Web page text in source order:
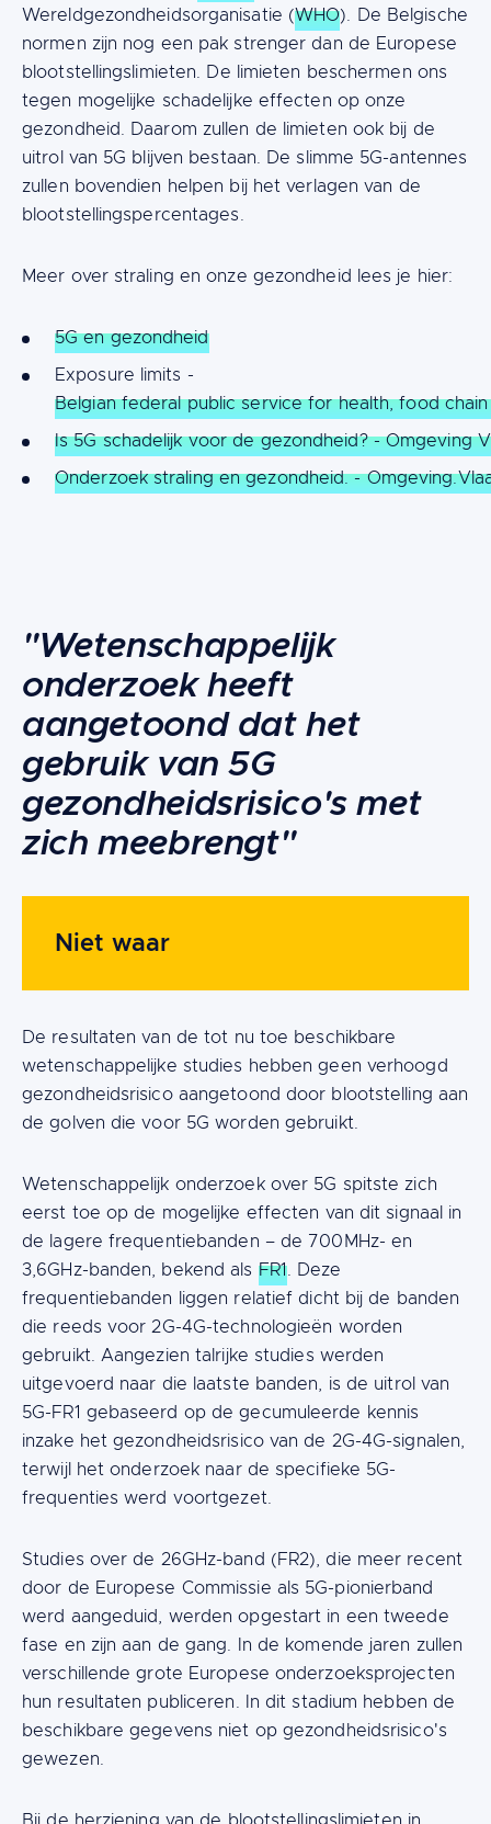
Wereldgezondheidsorganisatie (WHO). De Belgische
normen zijn nog een pak strenger dan de Europese
blootstellingslimieten. De limieten beschermen ons
tegen mogelijke schadelijke effecten op onze
gezondheid. Daarom zullen de limieten ook bij de
uitrol van 5G blijven bestaan. De slimme 5G-antennes
zullen bovendien helpen bij het verlagen van de
blootstellingspercentages.
Meer over straling en onze gezondheid lees je hier:
5G en gezondheid
Exposure limits -
Belgian federal public service for health, food
Is 5G schadelijk voor de gezondheid? - Omgeving
Onderzoek straling en gezondheid. -
"Wetenschappelijk
onderzoek heeft
aangetoond dat het
gebruik van 5G
gezondheidsrisico's met
zich meebrengt"
Niet waar
De resultaten van de tot nu toe beschikbare
wetenschappelijke studies hebben geen verhoogd
gezondheidsrisico aangetoond door blootstelling aan
de golven die voor 5G worden gebruikt.
Wetenschappelijk onderzoek over 5G spitste zich
eerst toe op de mogelijke effecten van dit signaal in
de lagere frequentiebanden – de 700MHz- en
3,6GHz-banden, bekend als FR1. Deze
frequentiebanden liggen relatief dicht bij de banden
die reeds voor 2G-4G-technologieën worden
gebruikt. Aangezien talrijke studies werden
uitgevoerd naar die laatste banden, is de uitrol van
5G-FR1 gebaseerd op de gecumuleerde kennis
inzake het gezondheidsrisico van de 2G-4G-signalen,
terwijl het onderzoek naar de specifieke 5G-
frequenties werd voortgezet.
Studies over de 26GHz-band (FR2), die meer recent
door de Europese Commissie als 5G-pionierband
werd aangeduid, werden opgestart in een tweede
fase en zijn aan de gang. In de komende jaren zullen
verschillende grote Europese onderzoeksprojecten
hun resultaten publiceren. In dit stadium hebben de
beschikbare gegevens niet op gezondheidsrisico's
gewezen.